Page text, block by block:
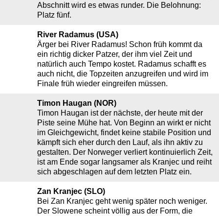
Abschnitt wird es etwas runder. Die Belohnung:
Platz fünf.
River Radamus (USA)
Ärger bei River Radamus! Schon früh kommt da
ein richtig dicker Patzer, der ihm viel Zeit und
natürlich auch Tempo kostet. Radamus schafft es
auch nicht, die Topzeiten anzugreifen und wird im
Finale früh wieder eingreifen müssen.
Timon Haugan (NOR)
Timon Haugan ist der nächste, der heute mit der
Piste seine Mühe hat. Von Beginn an wirkt er nicht
im Gleichgewicht, findet keine stabile Position und
kämpft sich eher durch den Lauf, als ihn aktiv zu
gestalten. Der Norweger verliert kontinuierlich Zeit,
ist am Ende sogar langsamer als Kranjec und reiht
sich abgeschlagen auf dem letzten Platz ein.
Zan Kranjec (SLO)
Bei Zan Kranjec geht wenig später noch weniger.
Der Slowene scheint völlig aus der Form, die